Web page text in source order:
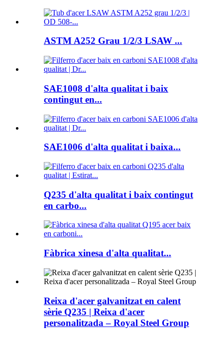
ASTM A252 Grau 1/2/3 LSAW ...
SAE1008 d'alta qualitat i baix
contingut en...
SAE1006 d'alta qualitat i baixa...
Q235 d'alta qualitat i baix contingut
en carbo...
Fàbrica xinesa d'alta qualitat...
Reixa d'acer galvanitzat en calent
sèrie Q235 | Reixa d'acer
personalitzada – Royal Steel Group